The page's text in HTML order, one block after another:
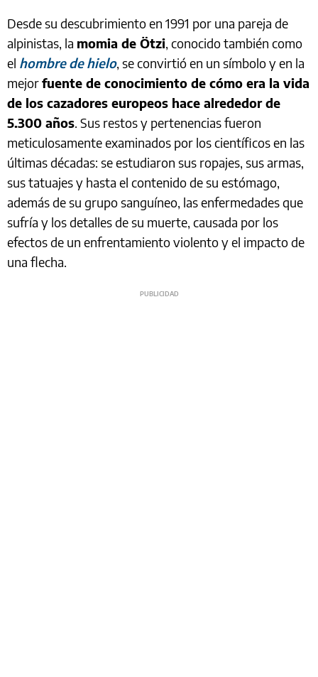
Desde su descubrimiento en 1991 por una pareja de
alpinistas, la momia de Ötzi, conocido también como
el hombre de hielo, se convirtió en un símbolo y en la
mejorfuente de conocimiento de cómo era la vida
de los cazadores europeos hace alrededor de
5.300 años. Sus restos y pertenencias fueron
meticulosamente examinados por los científicos en las
últimas décadas: se estudiaron sus ropajes, sus armas,
sus tatuajes y hasta el contenido de su estómago,
además de su grupo sanguíneo, las enfermedades que
sufría y los detalles de su muerte, causada por los
efectos de un enfrentamiento violento y el impacto de
una flecha.